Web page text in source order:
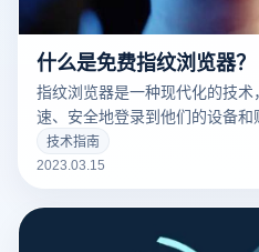
什么是免费指纹浏览器？
指纹浏览器是一种现代化的技
速、安全地登录到他们的设备和
现代科技的标志之一，并且越来
技术指南
2023.03.15